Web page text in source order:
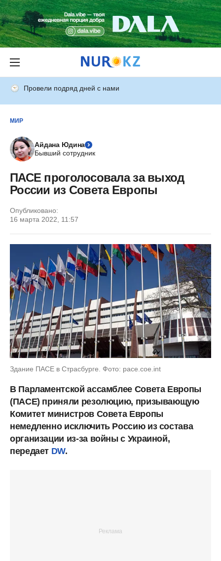
Провели подряд дней с нами
МИР
Айдана Юдина
Бывший сотрудник
ПАСЕ проголосовала за выход
России из Совета Европы
Опубликовано:
16 марта 2022, 11:57
Здание ПАСЕ в Страсбурге. Фото: pace.coe.int
В Парламентской ассамблее Совета Европы
(ПАСЕ) приняли резолюцию, призывающую
Комитет министров Совета Европы
немедленно исключить Россию из состава
организации из-за войны с Украиной,
передает DW.